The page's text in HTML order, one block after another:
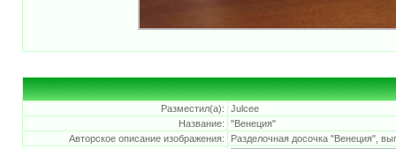
Разместил(а):
Julcee
Название:
"Венеция"
Авторское описание изображения:
Разделочная досочка "Венеция",